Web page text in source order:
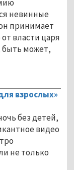
невинные
принимает
власти царя
быть может,
взрослых»
без детей,
видео
не только